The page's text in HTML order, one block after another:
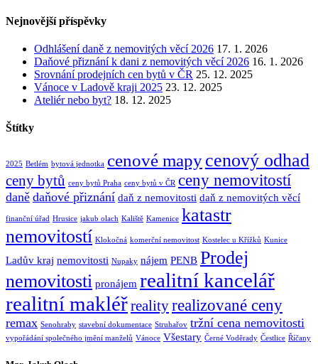
Nejnovější příspěvky
Odhlášení daně z nemovitých věcí 2026 17. 1. 2026
Daňové přiznání k dani z nemovitých věcí 2026 16. 1. 2026
Srovnání prodejních cen bytů v ČR 25. 12. 2025
Vánoce v Ladově kraji 2025 23. 12. 2025
Ateliér nebo byt? 18. 12. 2025
Štítky
2025 Betlém bytová jednotka cenové mapycenový odhad
ceny bytů ceny bytů Praha ceny bytů v ČR ceny nemovitostí
daně daňové přiznání daň z nemovitosti daň z nemovitých věcí
finanční úřad Hrusice jakub olach Kaliště Kamenice katastr
nemovitostí Klokočná komerční nemovitost Kostelec u Křížků Kunice
Ladův kraj nemovitosti Nupaky nájem PENB Prodej
nemovitosti pronájem realitní kancelář
realitní makléřrealityrealizované ceny
remax Senohraby stavební dokumentace Struhařov tržní cena nemovitosti
vypořádání společného jmění manželů Vánoce Všestary Černé Voděrady Čestlice Říčany